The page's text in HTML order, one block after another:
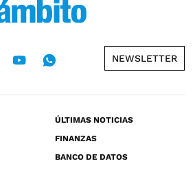
NEWSLETTER
ÚLTIMAS NOTICIAS
FINANZAS
BANCO DE DATOS